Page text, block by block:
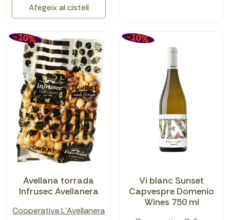
Afegeix al cistell
-10%
Avellana torrada
Infrusec Avellanera
Cooperativa L'Avellanera
-10%
Vi blanc Sunset
Capvespre Domenio
Wines 750 ml